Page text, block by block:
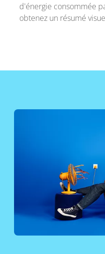
d'énergie consommée
obtenez un résumé